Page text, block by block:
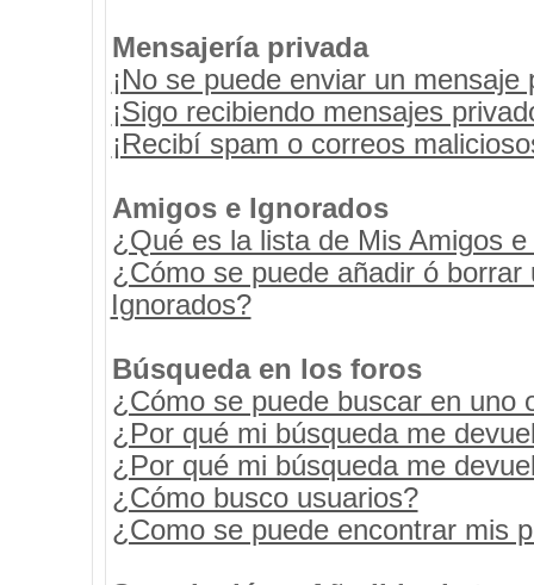
Mensajería privada
¡No se puede enviar un mensaje
¡Sigo recibiendo mensajes
¡Recibí spam o correos
Amigos e Ignorados
¿Qué es la lista de Mis Amigos
¿Cómo se puede añadir ó
Ignorados?
Búsqueda en los foros
¿Cómo se puede buscar en uno
¿Por qué mi búsqueda me
¿Por qué mi búsqueda me
¿Cómo busco usuarios?
¿Como se puede encontrar mis